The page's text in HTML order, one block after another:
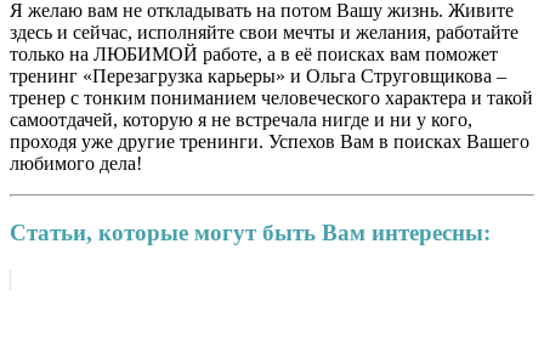
Я желаю вам не откладывать на потом Вашу жизнь. Живите
здесь и сейчас, исполняйте свои мечты и желания, работайте
только на ЛЮБИМОЙ работе, а в её поисках вам поможет
тренинг «Перезагрузка карьеры» и Ольга Струговщикова –
тренер с тонким пониманием человеческого характера и такой
самоотдачей, которую я не встречала нигде и ни у кого,
проходя уже другие тренинги. Успехов Вам в поисках Вашего
любимого дела!
Статьи, которые могут быть Вам интересны: